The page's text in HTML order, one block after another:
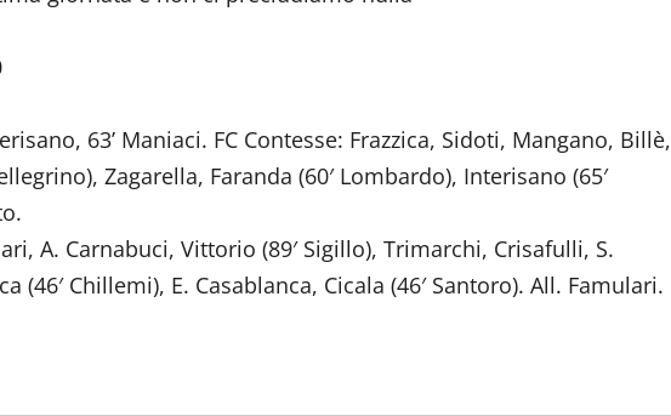
63’ Maniaci. FC Contesse: Frazzica, Sidoti, Mangano, Billè,
Zagarella, Faranda (60′ Lombardo), Interisano (65′
A. Carnabuci, Vittorio (89′ Sigillo), Trimarchi, Crisafulli, S.
(46′ Chillemi), E. Casablanca, Cicala (46′ Santoro). All. Famulari.